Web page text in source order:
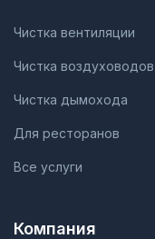
Чистка вентиляции
Чистка воздуховодов
Чистка дымохода
Для ресторанов
Все услуги
Компания